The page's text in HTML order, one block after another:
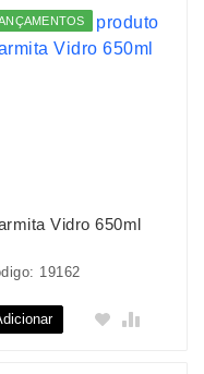
Vidro 650ml
19162